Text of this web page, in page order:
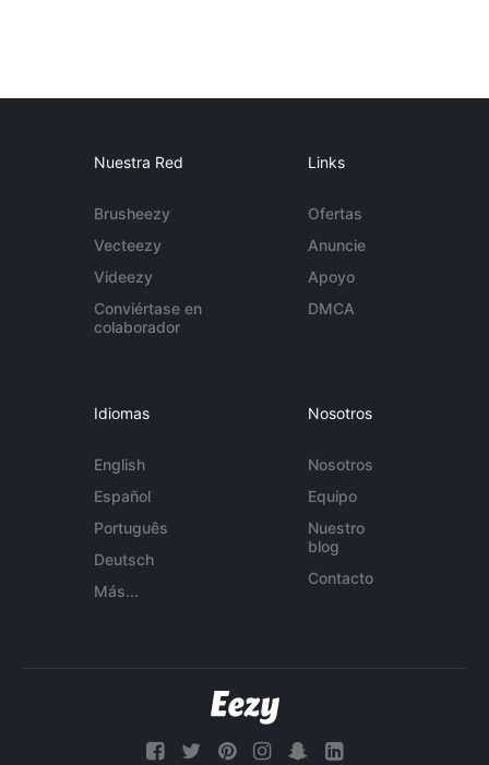
Nuestra Red
Brusheezy
Vecteezy
Videezy
Conviértase en
colaborador
Links
Ofertas
Anuncie
Apoyo
DMCA
Idiomas
English
Español
Português
Deutsch
Más...
Nosotros
Nosotros
Equipo
Nuestro
blog
Contacto